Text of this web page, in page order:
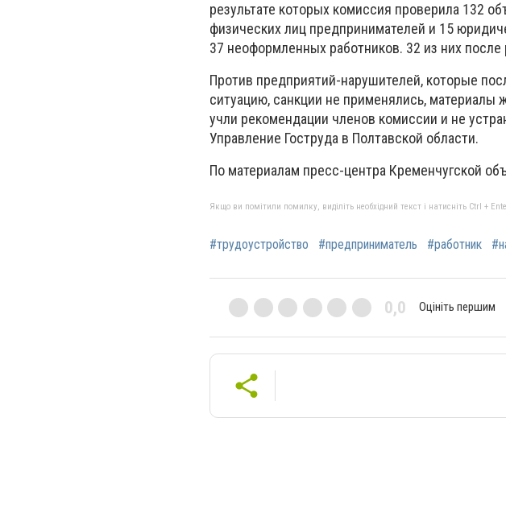
результате которых комиссия проверила 132
физических лиц предпринимателей и 15
37 неоформленных работников. 32 из них
Против предприятий-нарушителей, которые
ситуацию, санкции не применялись,
учли рекомендации членов комиссии и не
Управление Гоструда в Полтавской области.
По материалам пресс-центра Кременчугской
Якщо ви помітили помилку, виділіть необхідний текст і натисніть Ctrl +
#трудоустройство #предприниматель #работник
0,0 Оцініть першим